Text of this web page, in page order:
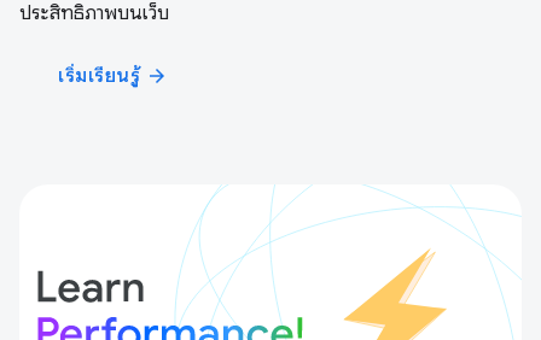
ประสิทธิภาพบนเว็บ
เริ่มเรียนรู้ arrow_forward